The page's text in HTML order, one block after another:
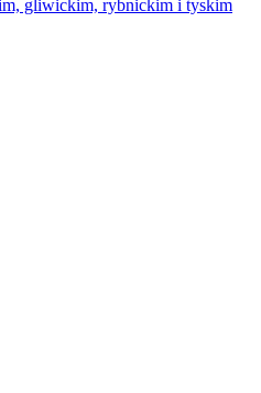
gliwickim, rybnickim i tyskim